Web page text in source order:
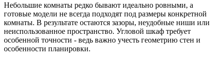
Небольшие комнаты редко бывают идеально ровными, а
готовые модели не всегда подходят под размеры конкретной
комнаты. В результате остаются зазоры, неудобные ниши или
неиспользованное пространство. Угловой шкаф требует
особенной точности - ведь важно учесть геометрию стен и
особенности планировки.